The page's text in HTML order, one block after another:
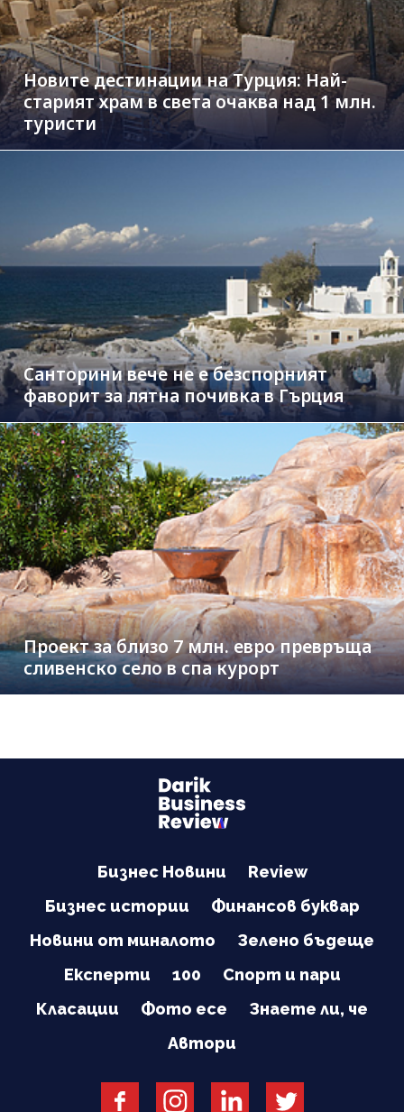
Новите дестинации на Турция: Най-
старият храм в света очаква над 1 млн.
туристи
Санторини вече не е безспорният
фаворит за лятна почивка в Гърция
Проект за близо 7 млн. евро превръща
сливенско село в спа курорт
Бизнес Новини
Review
Бизнес истории
Финансов буквар
Новини от миналото
Зелено бъдеще
Експерти
100
Спорт и пари
Класации
Фото есе
Знаете ли, че
Автори